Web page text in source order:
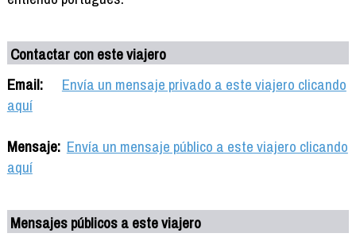
Contactar con este viajero
Email:
Envía un mensaje privado a este viajero clicando
aquí
Mensaje: Envía un mensaje público a este viajero clicando
aquí
Mensajes públicos a este viajero